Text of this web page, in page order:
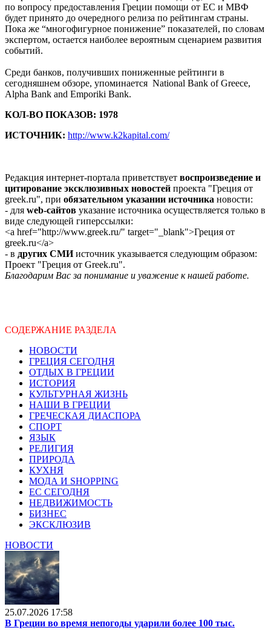
по вопросу предоставления Греции помощи от ЕС и МВФ
будет принято до очередного релиза по рейтингам страны.
Пока же “многофигурное понижение” показателей, по словам
экспертом, остается наиболее вероятным сценарием развития
событий.
Среди банков, получивших пониженные рейтинги в
сегодняшнем обзоре, упоминается National Bank of Greece,
Alpha Bank and Emporiki Bank.
КОЛ-ВО ПОКАЗОВ: 1978
ИСТОЧНИК: http://www.k2kapital.com/
Редакция интернет-портала приветствует воспроизведение и
цитирование эксклюзивных новостей проекта "Греция от
greek.ru", при обязательном указании источника новости:
- для web-сайтов указание источника осуществляется только в
виде следующей гиперссылки:
<a href="http://www.greek.ru/" target="_blank">Греция от
greek.ru</a>
- в других СМИисточник указывается следующим образом:
Проект "Греция от Greek.ru".
Благодарим Вас за понимание и уважение к нашей работе.
СОДЕРЖАНИЕ РАЗДЕЛА
НОВОСТИ
ГРЕЦИЯ СЕГОДНЯ
ОТДЫХ В ГРЕЦИИ
ИСТОРИЯ
КУЛЬТУРНАЯ ЖИЗНЬ
НАШИ В ГРЕЦИИ
ГРЕЧЕСКАЯ ДИАСПОРА
СПОРТ
ЯЗЫК
РЕЛИГИЯ
ПРИРОДА
КУХНЯ
МОДА И SHOPPING
ЕС СЕГОДНЯ
НЕДВИЖИМОСТЬ
БИЗНЕС
ЭКСКЛЮЗИВ
НОВОСТИ
25.07.2026 17:58
В Греции во время непогоды ударили более 100 тыс.